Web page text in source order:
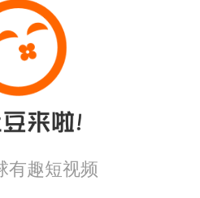
有趣短视频